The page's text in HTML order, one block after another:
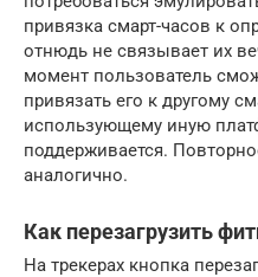
привязка смарт-часов к
отнюдь не связывает их
момент пользователь
привязать его к другому
использующему иную
поддерживается.
аналогично.
Как перезагрузить
На трекерах кнопка